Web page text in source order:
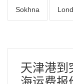
Sokhna
天津港到